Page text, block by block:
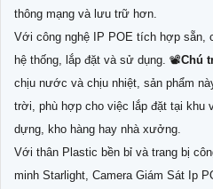
thông mạng và lưu trữ hơn.
Với công nghệ IP POE tích hợp sẵn,
hệ thống, lắp đặt và sử dụng. 📽Chú
chịu nước và chịu nhiệt, sản phẩm
trời, phù hợp cho việc lắp đặt tại khu
dựng, kho hàng hay nhà xưởng.
Với thân Plastic bền bỉ và trang bị
minh Starlight, Camera Giám Sát Ip